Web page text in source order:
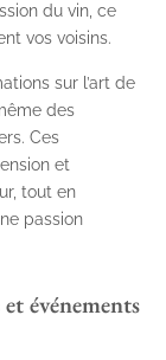
du vin, ce
vos voisins.
sur l’art de
des
Ces
et
tout en
passion
événements